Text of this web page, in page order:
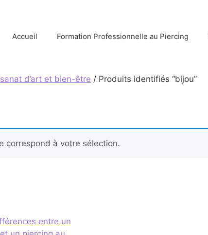
Accueil Formation Professionnelle au Piercing
d’art et bien-être / Produits identifiés “bijou”
correspond à votre sélection.
entre un